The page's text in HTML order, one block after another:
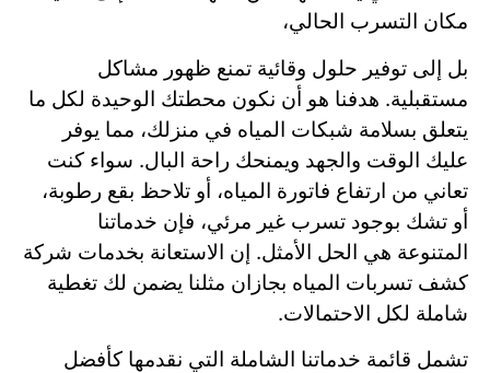
مكان التسرب الحالي،
بل إلى توفير حلول وقائية تمنع ظهور مشاكل
مستقبلية. هدفنا هو أن نكون محطتك الوحيدة لكل ما
يتعلق بسلامة شبكات المياه في منزلك، مما يوفر
عليك الوقت والجهد ويمنحك راحة البال. سواء كنت
تعاني من ارتفاع فاتورة المياه، أو تلاحظ بقع رطوبة،
أو تشك بوجود تسرب غير مرئي، فإن خدماتنا
المتنوعة هي الحل الأمثل. إن الاستعانة بخدمات شركة
كشف تسربات المياه بجازان مثلنا يضمن لك تغطية
شاملة لكل الاحتمالات.
تشمل قائمة خدماتنا الشاملة التي نقدمها كأفضل